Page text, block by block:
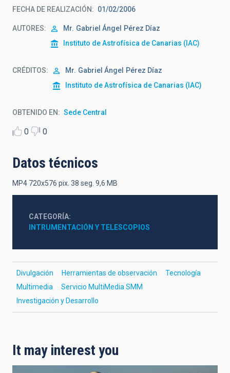
FECHA DE REALIZACIÓN 01/02/2006
AUTORES Mr. Gabriel Ángel
Pérez Díaz
Instituto de Astrofísica de Canarias (IAC)
CRÉDITOS Mr. Gabriel Ángel
Pérez Díaz
Instituto de Astrofísica de Canarias (IAC)
OBTENIDO EN Sede Central
0 0
Datos técnicos
MP4 720x576 pix. 38 seg. 9,6 MB
CATEGORÍA
INTRUMENTACIÓN Y TELESCOPIOS
Divulgación Herramientas de observación
Tecnología
Multimedia
Servicio MultiMedia SMM
Investigación y Desarrollo
It may interest you